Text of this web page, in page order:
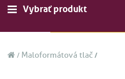
Vybrať produkt
Maloformátová tlač